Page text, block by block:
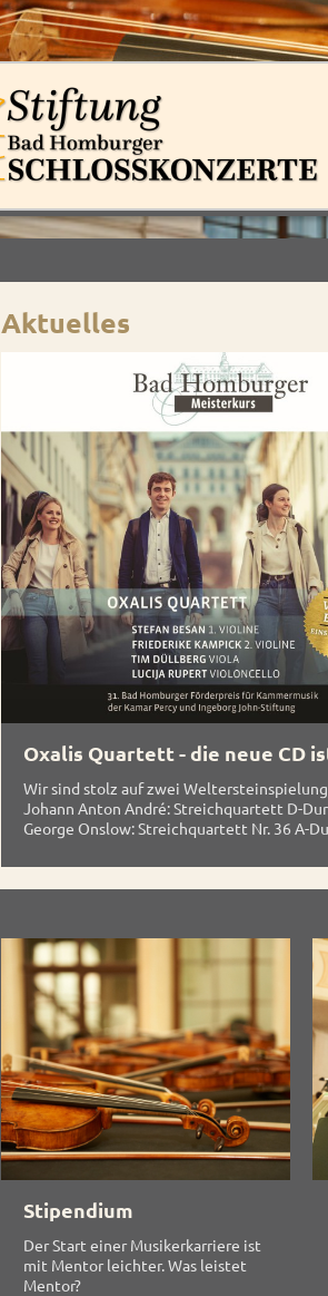
Aktuelles
Oxalis Quartett - die neue CD
Wir sind stolz auf zwei
Johann Anton André: Streichquartett D-
George Onslow: Streichquartett Nr. 36 A-
Stipendium
Der Start einer Musikerkarriere ist
mit Mentor leichter. Was leistet
Mentor?